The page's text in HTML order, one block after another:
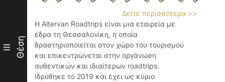
III Θέση
Δείτε περισσότερα >>
Η Altervan Roadtrips είναι μια εταιρεία με
έδρα τη Θεσσαλονίκη, η οποία
δραστηριοποιείται στον χώρο του τουρισμού
και επικεντρώνεται στην οργάνωση
αυθεντικών και ιδιαίτερων roadtrips.
Ιδρύθηκε το 2019 και έχει ως κύριο